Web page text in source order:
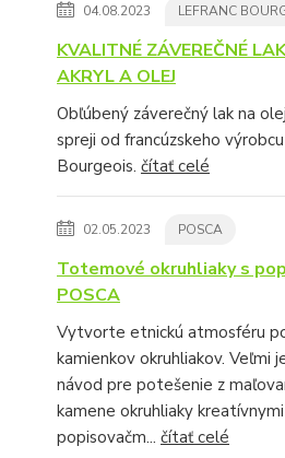
04.08.2023 LEFRANC
KVALITNÉ ZÁVEREČNÉ
AKRYL A OLEJ
Obľúbený záverečný lak na
spreji od francúzskeho
Bourgeois. čítať celé
02.05.2023 POSCA
Totemové okruhliaky s
POSCA
Vytvorte etnickú atmosféru
kamienkov okruhliakov. Veľmi
návod pre potešenie z
kamene okruhliaky kreatívnymi
popisovačm... čítať celé